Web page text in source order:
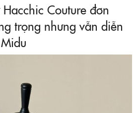
Couture đơn
trọng nhưng vẫn diễn